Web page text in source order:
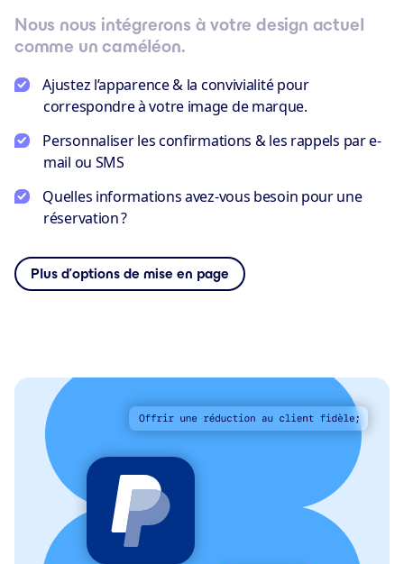
Nous nous intégrerons à votre design actuel
comme un caméléon.
Ajustez l’apparence & la convivialité pour
correspondre à votre image de marque.
Personnaliser les confirmations & les rappels par e-
mail ou SMS
Quelles informations avez-vous besoin pour une
réservation ?
Plus d’options de mise en page